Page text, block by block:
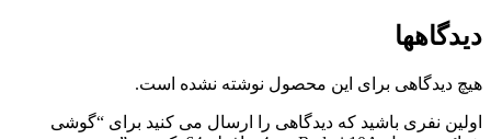
دیدگاهی برای این محصول نوشته نشده است.
نفری باشید که دیدگاهی را ارسال می کنید برای “گوشی